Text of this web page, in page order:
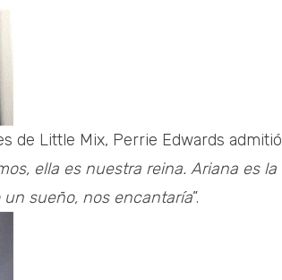
de Little Mix, Perrie Edwards admitió
ella es nuestra reina. Ariana es la
sueño, nos encantaría”.